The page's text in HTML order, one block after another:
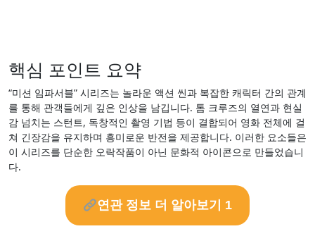
핵심 포인트 요약
“미션 임파서블” 시리즈는 놀라운 액션 씬과 복잡한 캐릭터 간의 관계
를 통해 관객들에게 깊은 인상을 남깁니다. 톰 크루즈의 열연과 현실
감 넘치는 스턴트, 독창적인 촬영 기법 등이 결합되어 영화 전체에 걸
쳐 긴장감을 유지하며 흥미로운 반전을 제공합니다. 이러한 요소들은
이 시리즈를 단순한 오락작품이 아닌 문화적 아이콘으로 만들었습니
다.
연관 정보 더 알아보기 1